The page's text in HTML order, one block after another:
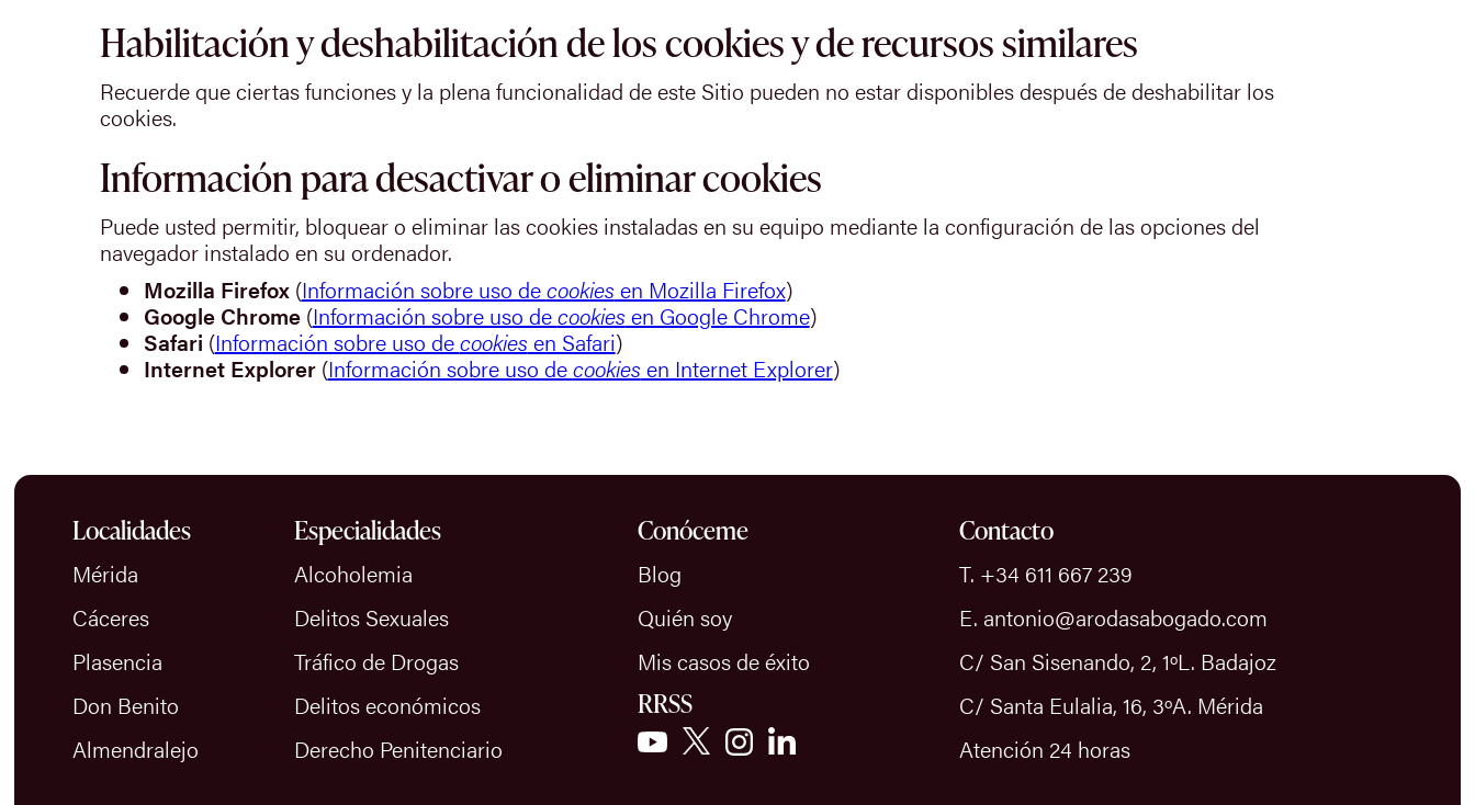
Habilitación y deshabilitación de los cookies y de recursos similares
Recuerde que ciertas funciones y la plena funcionalidad de este Sitio pueden no estar disponibles después de deshabilitar los
cookies.
Información para desactivar o eliminar cookies
Puede usted permitir, bloquear o eliminar las cookies instaladas en su equipo mediante la configuración de las opciones del
navegador instalado en su ordenador.
Mozilla Firefox(Información sobre uso decookies en Mozilla Firefox)
Google Chrome(Información sobre uso decookies en Google Chrome)
Safari (Información sobre uso decookies en Safari)
Internet Explorer(Información sobre uso decookies en Internet Explorer)
Localidades
Mérida
Cáceres
Plasencia
Don Benito
Almendralejo
Especialidades
Alcoholemia
Delitos Sexuales
Tráfico de Drogas
Delitos económicos
Derecho Penitenciario
Conóceme
Blog
Quién soy
Mis casos de éxito
RRSS
Contacto
T. +34 611 667 239
E. antonio@arodasabogado.com
C/ San Sisenando, 2, 1ºL. Badajoz
C/ Santa Eulalia, 16, 3ºA. Mérida
Atención 24 horas